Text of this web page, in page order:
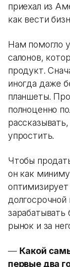
приехал из
как вести
Нам помогло
салонов,
продукт.
иногда даже
планшеты.
полноценно
упростить.
Чтобы
он как
зарабатывать
рынок и за
— Какой
первые два